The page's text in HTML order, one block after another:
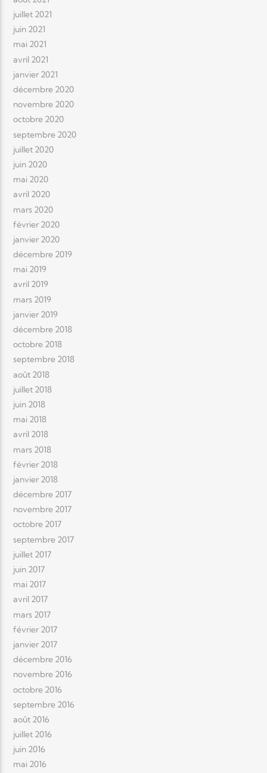
juillet 2021
juin 2021
mai 2021
avril 2021
janvier 2021
décembre 2020
novembre 2020
octobre 2020
septembre 2020
juillet 2020
juin 2020
mai 2020
avril 2020
mars 2020
février 2020
janvier 2020
décembre 2019
mai 2019
avril 2019
mars 2019
janvier 2019
décembre 2018
octobre 2018
septembre 2018
août 2018
juillet 2018
juin 2018
mai 2018
avril 2018
mars 2018
février 2018
janvier 2018
décembre 2017
novembre 2017
octobre 2017
septembre 2017
juillet 2017
juin 2017
mai 2017
avril 2017
mars 2017
février 2017
janvier 2017
décembre 2016
novembre 2016
octobre 2016
septembre 2016
août 2016
juillet 2016
juin 2016
mai 2016